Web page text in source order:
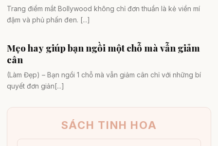
Trang điểm mắt Bollywood không chỉ đơn thuần là kẻ viền mí
đậm và phủ phấn đen. [...]
Dáng đẹp
Mẹo hay giúp bạn ngồi một chỗ mà vẫn giảm
cân
(Làm Đẹp) – Bạn ngồi 1 chỗ mà vẫn giảm cân chỉ với những bí
quyết đơn giản[...]
SÁCH TINH HOA